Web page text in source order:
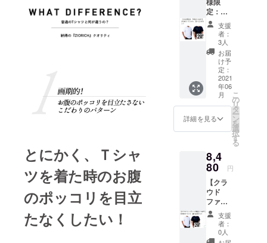
とにかく、Ｔシャ
ツを着た時のお腹
のポッコリを目立
たなくしたい！
能性も
ござい
ます。
ご了承
くださ
い。 ※
ご注文
状況、
使用部
材の供
給状
造工程
上の都
荷時期
が遅れ
る場合
があり
ます。
量産効
率が向
上した
場合、
正規販
売価格
が販売
予定価
格より
下がる
可能性
いま
す。 ※
様・内
容品は
変更に
なる可
能性も
ござい
ます。
ご了承
くださ
LL・３L
・通常
タイプ
M・L・
届け予
定：
2020年
6月中
お申し
込み順
に発送
いたし
※皆様の
により
量産効
率が向
上した
場合、
正規販
売価格
が販売
予定価
￥4,740
（税・
送料
込）に
て承り
ます。
ラー：
イズは
下記の
タイプ
からお
体系カ
バータ
イプ
M・L・
LL・３L
・通常
タイ
プ
M・L・
定：早
割
20％OF
ZIORIC
H Tシャ
ツ 選
べる2枚
セット
一般販
売予定
価格
￥9,980
（税・
込）の
とこ
ろ、早
割50名
様限定
20%off
の
￥7,980
（税・
送料
支援
者：
3人
お届
け予
定：
2021
年06
月
詳細を見る
こ
の
リ
タ
ー
ン
を
選
択
す
る
8,4
80 円
【クラ
ウド
ファン
ディン
グ限定
15％OF
F】
支援
者：
0人